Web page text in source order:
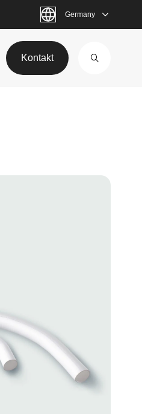
Germany
Kontakt